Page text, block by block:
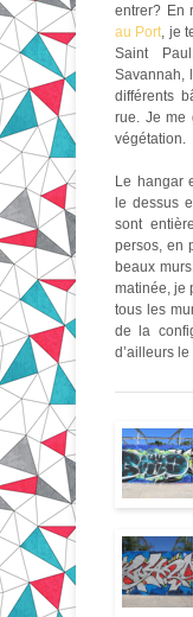
entrer? En
au Port , je
Saint
Savannah,
différents
rue. Je me
végétation.
Le hangar
le dessus
sont
persos, en
beaux
matinée, je
tous les
de la
d’ailleurs le